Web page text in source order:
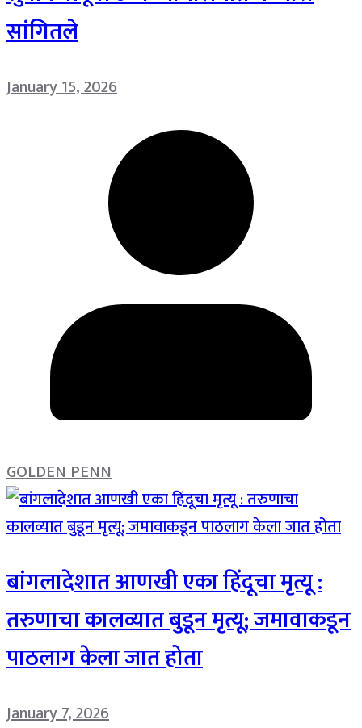
सांगितले
January 15, 2026
GOLDEN PENN
बांगलादेशात आणखी एका हिंदूचा मृत्यू :
तरुणाचा कालव्यात बुडून मृत्यू; जमावाकडून
पाठलाग केला जात होता
January 7, 2026